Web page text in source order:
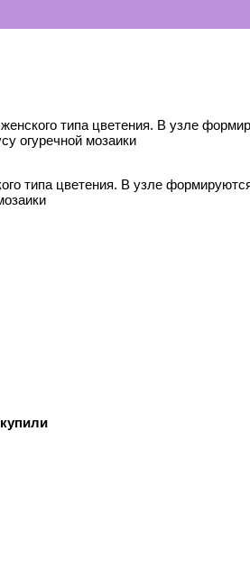
типа цветения. В узле
огуречной мозаики
типа цветения. В узле